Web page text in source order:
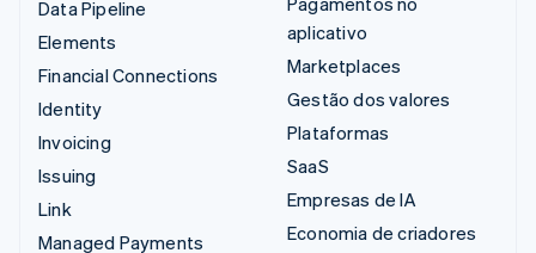
Data Pipeline
Elements
Financial Connections
Identity
Invoicing
Issuing
Link
Managed Payments
aplicativo
Marketplaces
Gestão dos valores
Plataformas
SaaS
Empresas de IA
Economia de criadores